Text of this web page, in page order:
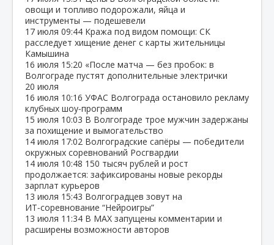
овощи и топливо подорожали, яйца и
инструменты — подешевели
17 июля 09:44 Кража под видом помощи: СК
расследует хищение денег с карты жительницы
Камышина
16 июля 15:20 «После матча — без пробок: в
Волгограде пустят дополнительные электрички
20 июля
16 июля 10:16 УФАС Волгограда остановило рекламу
клубных шоу‑программ
15 июля 10:03 В Волгограде трое мужчин задержаны
за похищение и вымогательство
14 июля 17:02 Волгоградские сапёры — победители
окружных соревнований Росгвардии
14 июля 10:48 150 тысяч рублей и рост
продолжается: зафиксированы новые рекорды
зарплат курьеров
13 июля 15:43 Волгоградцев зовут на
ИТ‑соревнование “Нейроигры”
13 июля 11:34 В МАХ запущены комментарии и
расширены возможности авторов